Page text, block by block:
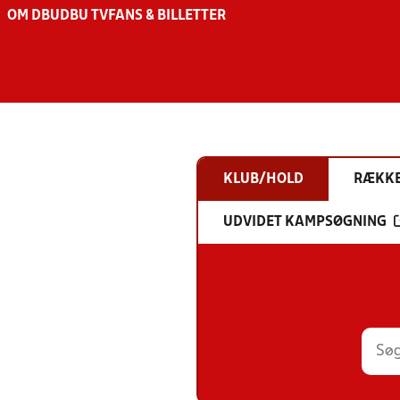
OM DBU DBU TV FANS & BILLETTER
KLUB/HOLD
UDVIDET KAMPSØGNING